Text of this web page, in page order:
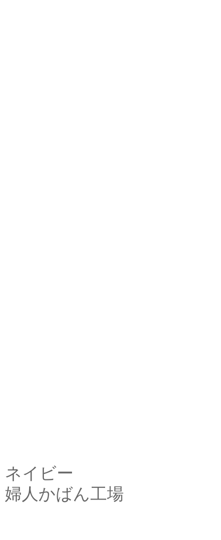
ネイビー
婦人かばん工場